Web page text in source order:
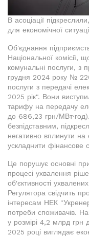
В асоціації
для економічної
Об'єднання
Національної комісії,
комунальні послуги, з
грудня 2024 року №
послуги з передачі
2025 рік". Вони
тарифу на передачу
до 686,23 грн/
безпідставним,
негативно вплинути на
ускладнити фінансове
Це порушує основні
процесі ухвалення
об'єктивності
Регулятора свідчить
інтересам НЕК
потреби споживачів.
у розмірі 4,2 млрд грн
2025 році виглядає